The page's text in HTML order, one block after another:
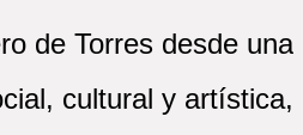
de Torres desde una
cultural y artística,